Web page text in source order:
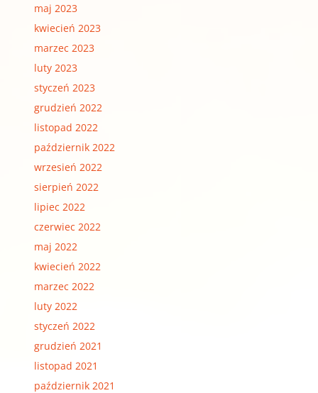
maj 2023
kwiecień 2023
marzec 2023
luty 2023
styczeń 2023
grudzień 2022
listopad 2022
październik 2022
wrzesień 2022
sierpień 2022
lipiec 2022
czerwiec 2022
maj 2022
kwiecień 2022
marzec 2022
luty 2022
styczeń 2022
grudzień 2021
listopad 2021
październik 2021